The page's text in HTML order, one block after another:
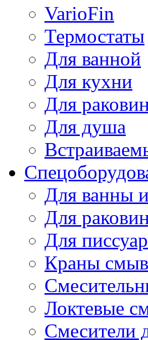
VarioFin
Термостаты
Для ванной
Для кухни
Для
Для душа
Для ванны
Для
Для
Краны
Локтевые
Смесители